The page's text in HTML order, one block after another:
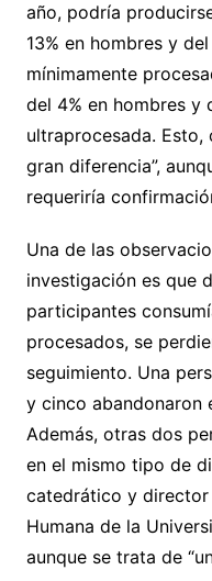
año, podría
13% en hombres y
mínimamente
del 4% en hombres y
ultraprocesada. Esto,
gran diferencia”,
requeriría
Una de las
investigación es que
participantes
procesados, se
seguimiento. Una
y cinco abandonaron
Además, otras dos
en el mismo tipo de
catedrático y
Humana de la
aunque se trata de